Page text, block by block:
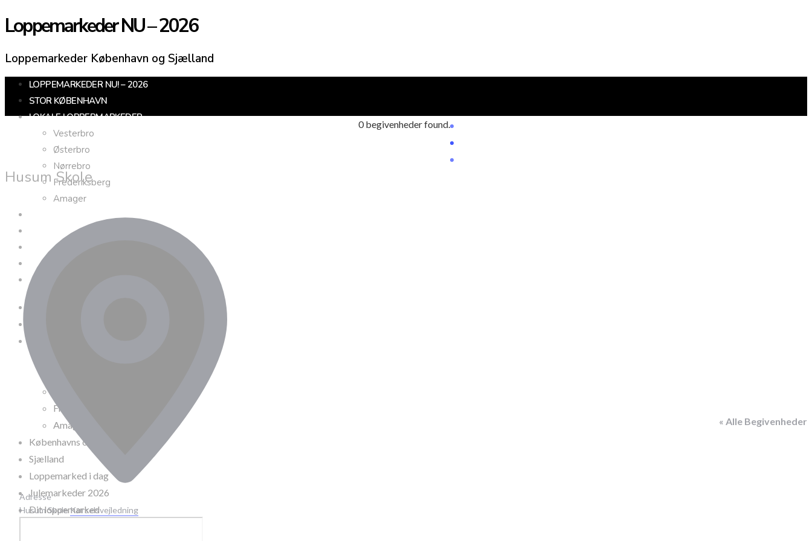
Loppemarkeder NU – 2026
Loppemarkeder København og Sjælland
LOPPEMARKEDER NU! – 2026
STOR KØBENHAVN
LOKALE LOPPERMARKEDER
Vesterbro
Østerbro
Nørrebro
Frederiksberg
Amager
KØBENHAVNS OMEGN
SJÆLLAND
LOPPEMARKED I DAG
JULEMARKEDER 2026
DIT LOPPEMARKED
Frederiksberg
Amager
Københavns omegn
Sjælland
Loppemarked i dag
Julemarkeder 2026
Dit loppemarked
0 begivenheder found.
Husum Skole
« Alle Begivenheder
Adresse
Husum SkoleKørselsvejledning